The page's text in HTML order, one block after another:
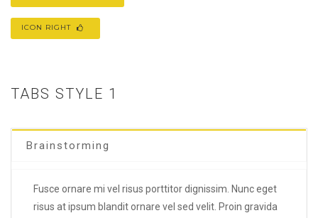
ICON RIGHT
TABS STYLE 1
Brainstorming
Fusce ornare mi vel risus porttitor dignissim. Nunc eget
risus at ipsum blandit ornare vel sed velit. Proin gravida